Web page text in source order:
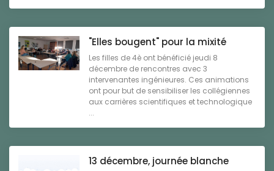
"Elles bougent" pour la mixité
Les filles de 4è ont bénéficié jeudi 8
décembre de rencontres avec 3
intervenantes ingénieures. Ces animations
ont pour but de sensibiliser les collégiennes
aux carrières scientifiques et technologique
...
13 décembre, journée blanche